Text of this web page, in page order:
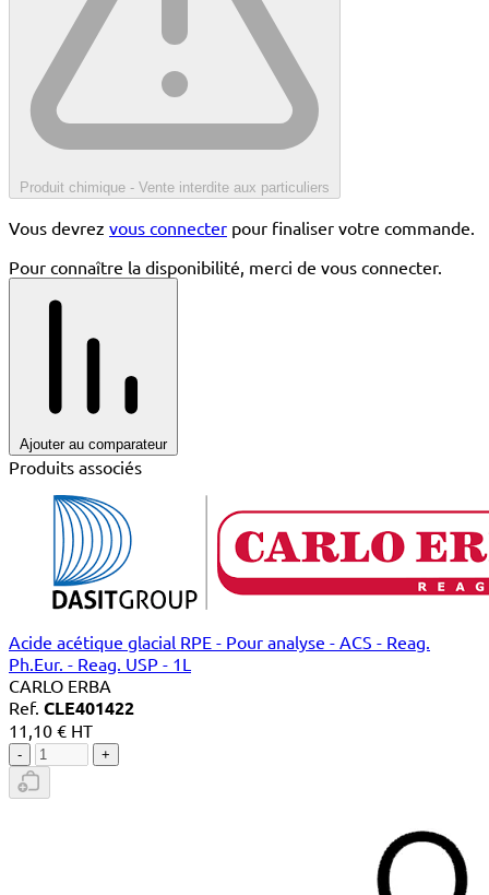
Produit chimique - Vente interdite aux particuliers
Vous devrez vous connecter pour finaliser votre commande.
Pour connaître la disponibilité, merci de vous connecter.
Ajouter au comparateur
Produits associés
Acide acétique glacial RPE - Pour analyse - ACS - Reag.
Ph.Eur. - Reag. USP - 1L
CARLO ERBA
Ref. CLE401422
11,10 € HT
- +